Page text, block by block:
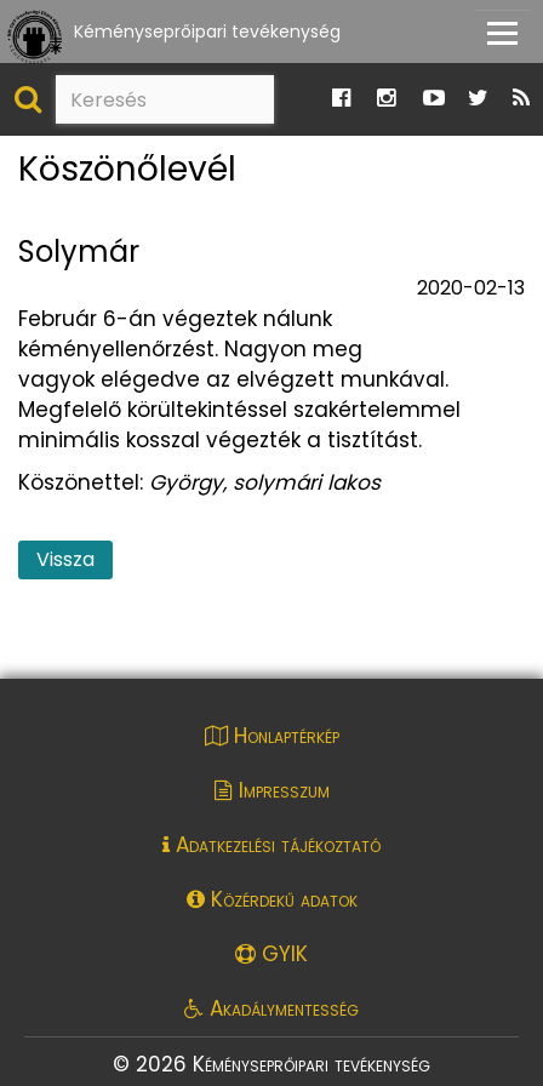
Kéményseprőipari tevékenység
Köszönőlevél
Solymár
2020-02-13
Február 6-án végeztek nálunk
kéményellenőrzést. Nagyon meg
vagyok elégedve az elvégzett munkával.
Megfelelő körültekintéssel szakértelemmel
minimális kosszal végezték a tisztítást.
Köszönettel: György, solymári lakos
Vissza
Honlaptérkép
Impresszum
Adatkezelési tájékoztató
Közérdekű adatok
GYIK
Akadálymentesség
© 2026 Kéményseprőipari tevékenység